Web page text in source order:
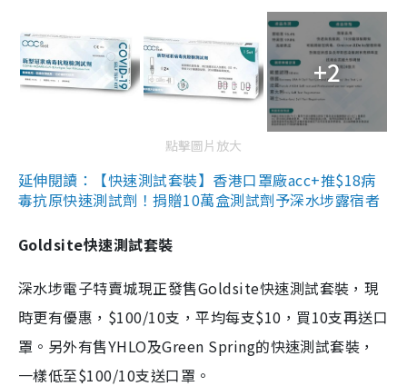
+2
點擊圖片放大
延伸閱讀：【快速測試套裝】香港口罩廠acc+推$18病
毒抗原快速測試劑！捐贈10萬盒測試劑予深水埗露宿者
Goldsite快速測試套裝
深水埗電子特賣城現正發售Goldsite快速測試套裝，現
時更有優惠，$100/10支，平均每支$10，買10支再送口
罩。另外有售YHLO及Green Spring的快速測試套裝，
一樣低至$100/10支送口罩。